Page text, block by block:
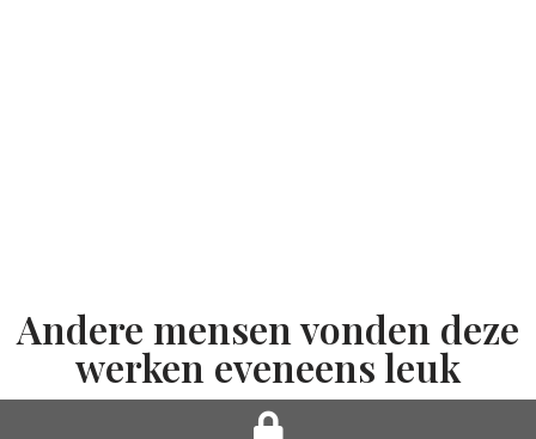
Andere mensen vonden deze
werken eveneens leuk